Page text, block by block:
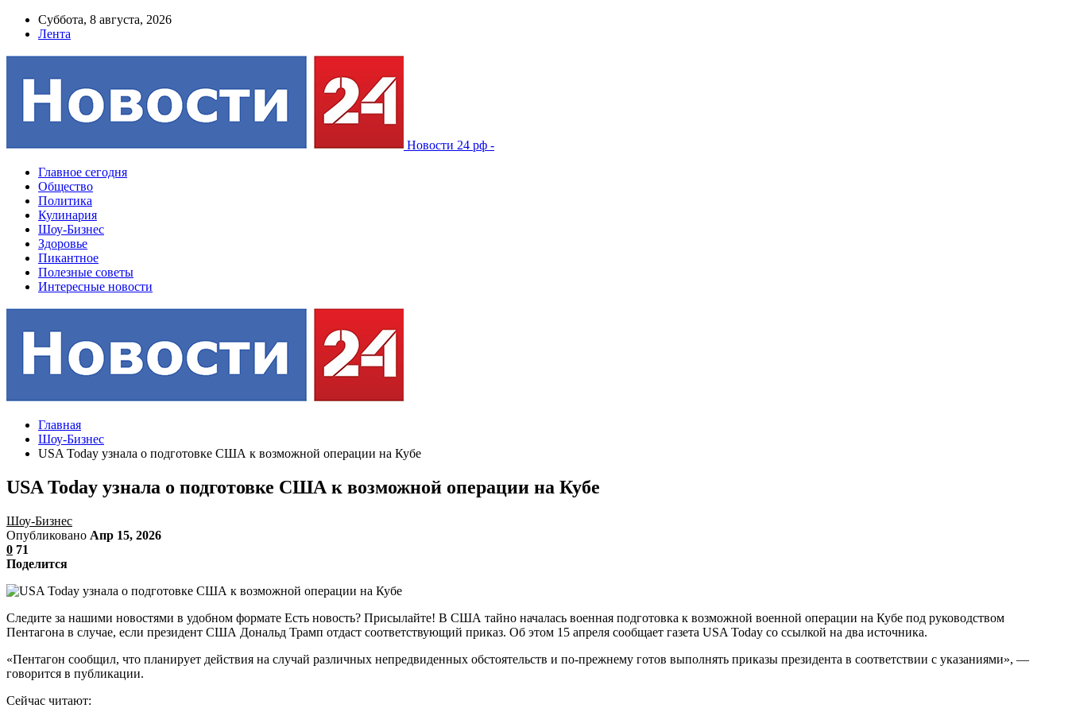
Суббота, 8 августа, 2026
Лента
Новости 24 рф -
Главное сегодня
Общество
Политика
Кулинария
Шоу-Бизнес
Здоровье
Пикантное
Полезные советы
Интересные новости
Главная
Шоу-Бизнес
USA Today узнала о подготовке США к возможной операции на Кубе
USA Today узнала о подготовке США к возможной операции на Кубе
Шоу-Бизнес
Опубликовано Апр 15, 2026
0 71
Поделится
Следите за нашими новостями в удобном формате Есть новость? Присылайте! В США тайно началась военная подготовка к возможной военной операции на Кубе под руководством
Пентагона в случае, если президент США Дональд Трамп отдаст соответствующий приказ. Об этом 15 апреля сообщает газета USA Today со ссылкой на два источника.
«Пентагон сообщил, что планирует действия на случай различных непредвиденных обстоятельств и по-прежнему готов выполнять приказы президента в соответствии с указаниями», —
говорится в публикации.
Сейчас читают: